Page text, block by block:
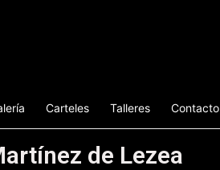
Carteles Talleres Contacto
de Lezea